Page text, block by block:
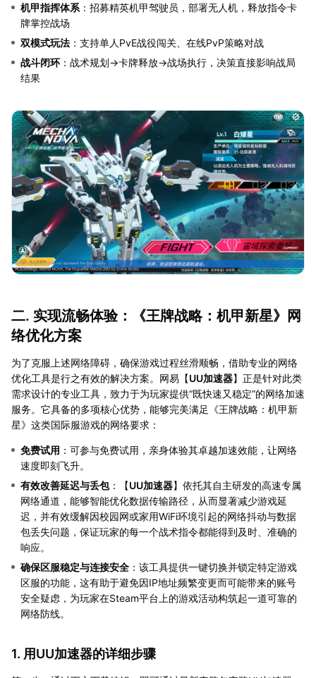
机甲指挥体系 ：招募精英机甲驾驶员，部署无人机，释放指令卡
牌掌控战场
双模式玩法 ：支持单人PvE战役闯关、在线PvP策略对战
战斗闭环：战术规划→卡牌释放→战场执行，决策直接影响战局
结果
二. 实现流畅体验：《王牌战略：机甲新星》网
络优化方案
为了克服上述网络障碍，确保游戏过程丝滑顺畅，借助专业的网络
优化工具是行之有效的解决方案。网易【UU加速器】正是针对此类
需求设计的专业工具，致力于为玩家提供“既快速又稳定”的网络加速
服务。它具备的多项核心优势，能够完美满足《王牌战略：机甲新
星》这类国际服游戏的网络要求：
免费试用 ：可参与免费试用，亲身体验其卓越加速效能，让网络
速度即刻飞升。
有效改善延迟与丢包：【UU加速器】依托其自主研发的高速专属
网络通道，能够智能优化数据传输路径，从而显著减少游戏延
迟，并有效缓解因校园网或家用WiFi环境引起的网络抖动与数据
包丢失问题，保证玩家的每一个战术指令都能得到及时、准确的
响应。
确保区服稳定与连接安全 ：该工具提供一键切换并锁定特定游戏
区服的功能，这有助于避免因IP地址频繁变更而可能带来的账号
安全疑虑，为玩家在Steam平台上的游戏活动构筑起一道可靠的
网络防线。
1. 用UU加速器的详细步骤